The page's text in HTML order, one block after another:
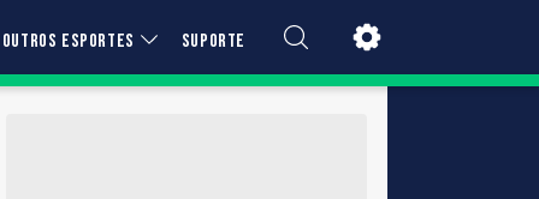
OUTROS ESPORTES SUPORTE